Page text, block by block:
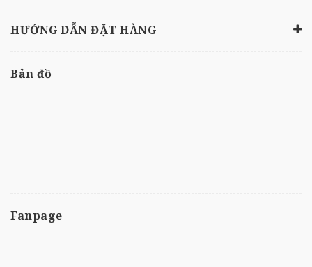
HƯỚNG DẪN ĐẶT HÀNG
Bản đồ
Fanpage